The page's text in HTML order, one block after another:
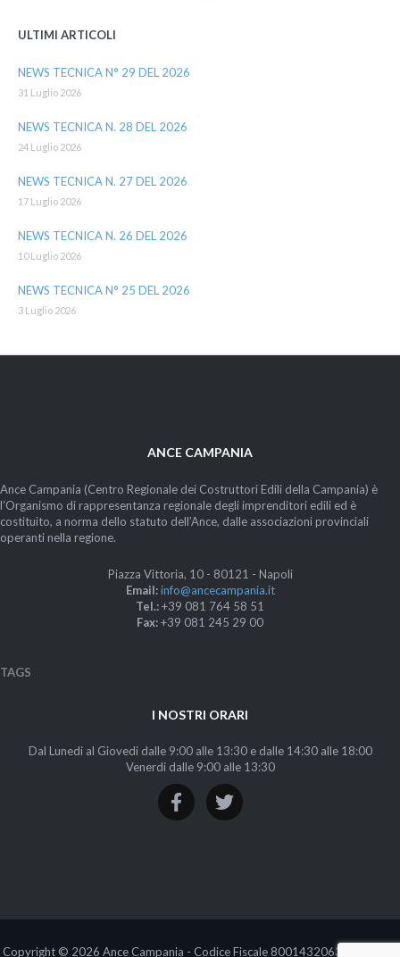
ULTIMI ARTICOLI
NEWS TECNICA N° 29 DEL 2026
31 Luglio 2026
NEWS TECNICA N. 28 DEL 2026
24 Luglio 2026
NEWS TECNICA N. 27 DEL 2026
17 Luglio 2026
NEWS TECNICA N. 26 DEL 2026
10 Luglio 2026
NEWS TECNICA N° 25 DEL 2026
3 Luglio 2026
ANCE CAMPANIA
Ance Campania (Centro Regionale dei Costruttori Edili della Campania) è
l’Organismo di rappresentanza regionale degli imprenditori edili ed è
costituito, a norma dello statuto dell’Ance, dalle associazioni provinciali
operanti nella regione.
Piazza Vittoria, 10 - 80121 - Napoli
Email:info@ancecampania.it
Tel.:+39 081 764 58 51
Fax:+39 081 245 29 00
TAGS
I NOSTRI ORARI
Dal Lunedi al Giovedi dalle 9:00 alle 13:30 e dalle 14:30 alle 18:00
Venerdi dalle 9:00 alle 13:30
Copyright © 2026 Ance Campania - Codice Fiscale 80014320636 |